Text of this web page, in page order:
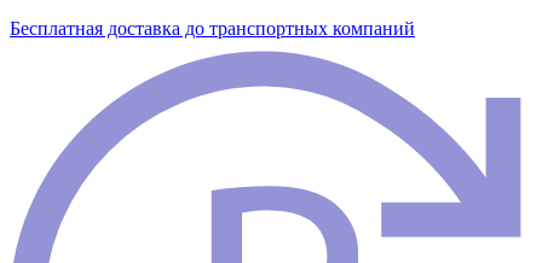
Бесплатная доставка до транспортных компаний